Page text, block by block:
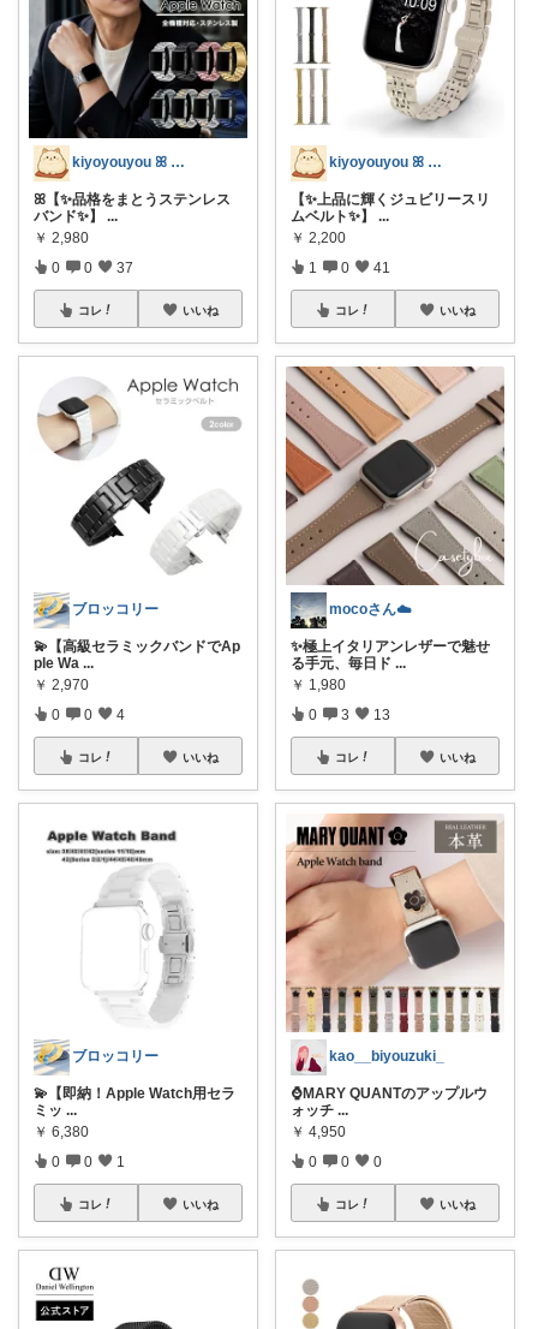
kiyoyouyou ꕤ ゆーゆーꕤ
ꕤ【✨品格をまとうステンレス
バンド✨】 ...
￥ 2,980
0 0 37
コレ いいね
ブロッコリー
💫【高級セラミックバンドでAp
ple Wa ...
￥ 2,970
0 0 4
コレ いいね
ブロッコリー
💫【即納！Apple Watch用セラ
ミッ ...
￥ 6,380
0 0 1
コレ いいね
kiyoyouyou ꕤ ゆーゆーꕤ
【✨上品に輝くジュビリースリ
ムベルト✨】 ...
￥ 2,200
1 0 41
コレ いいね
mocoさん☁️
✨極上イタリアンレザーで魅せ
る手元、毎日ド ...
￥ 1,980
0 3 13
コレ いいね
kao__biyouzuki_
⌚️MARY QUANTのアップルウ
ォッチ ...
￥ 4,950
0 0 0
コレ いいね